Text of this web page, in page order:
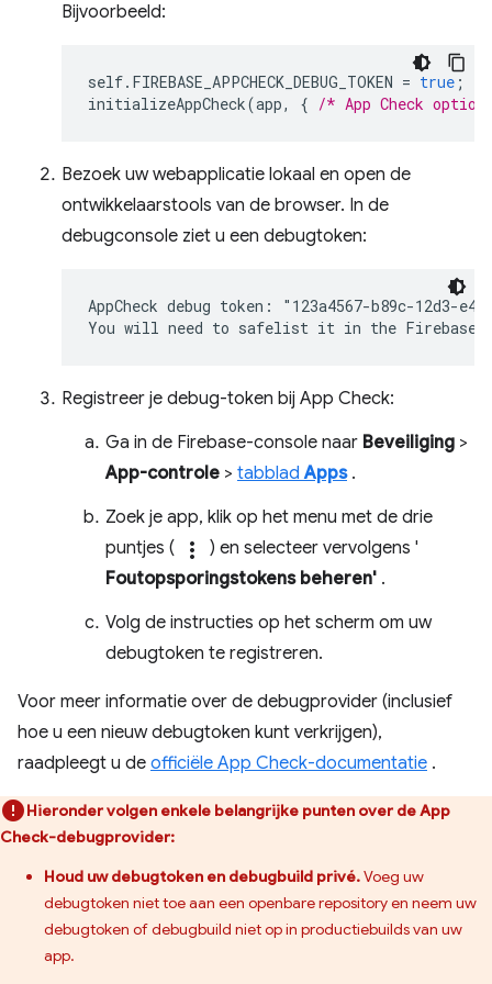
Bijvoorbeeld:
self. FIREBASE_APPCHECK_DEBUG_TOKEN = true ;
initializeAppCheck(app, { /* App Check
Bezoek uw webapplicatie lokaal en open de
ontwikkelaarstools van de browser. In de
debugconsole ziet u een debugtoken:
AppCheck debug token: "123a4567-b89c-12d3-
Registreer je debug-token bij App Check:
Ga in de Firebase-console naar Beveiliging >
App-controle > tabbladApps.
Zoek je app, klik op het menu met de drie
puntjes (
more_vert
) en selecteer vervolgens '
Foutopsporingstokens beheren' .
Volg de instructies op het scherm om uw
debugtoken te registreren.
Voor meer informatie over de debugprovider (inclusief
hoe u een nieuw debugtoken kunt verkrijgen),
raadpleegt u de officiële App Check-documentatie .
Hieronder volgen enkele belangrijke punten over de App
Check-debugprovider:
Houd uw debugtoken en debugbuild privé.Voeg uw
debugtoken niet toe aan een openbare repository en neem uw
debugtoken of debugbuild niet op in productiebuilds van uw
app.